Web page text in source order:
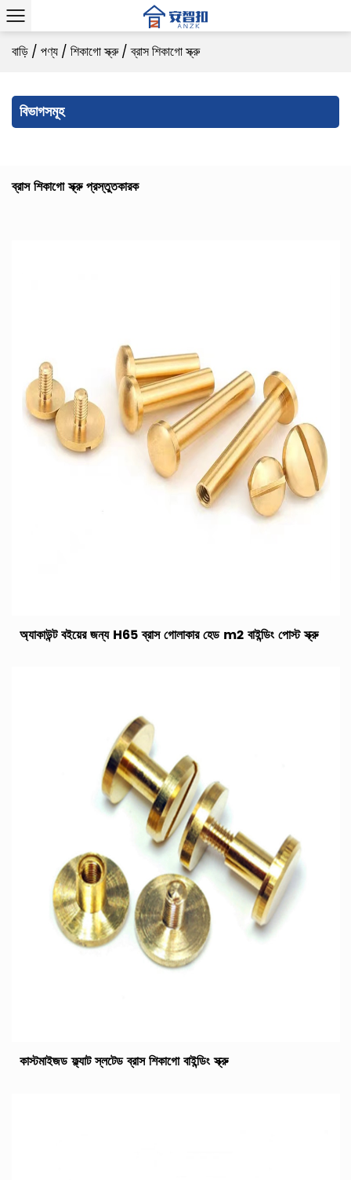
বাড়ি / পণ্য / শিকাগো স্ক্রু/ব্রাস শিকাগো স্ক্রু
বিভাগসমূহ
ব্রাস শিকাগো স্ক্রু প্রস্তুতকারক
অ্যাকাউন্ট বইয়ের জন্য H65 ব্রাস গোলাকার হেড m2 বাইন্ডিং পোস্ট স্ক্রু
কাস্টমাইজড ফ্ল্যাট স্লটেড ব্রাস শিকাগো বাইন্ডিং স্ক্রু